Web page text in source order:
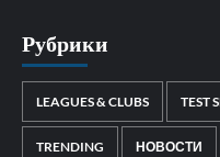
Рубрики
LEAGUES & CLUBS TEST
TRENDING НОВОСТИ